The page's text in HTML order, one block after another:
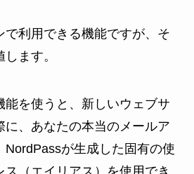
で利用できる機能ですが、そ
ます。
能を使うと、新しいウェブサ
に、あなたの本当のメールア
NordPassが生成した固有の使
（エイリアス）を使用でき